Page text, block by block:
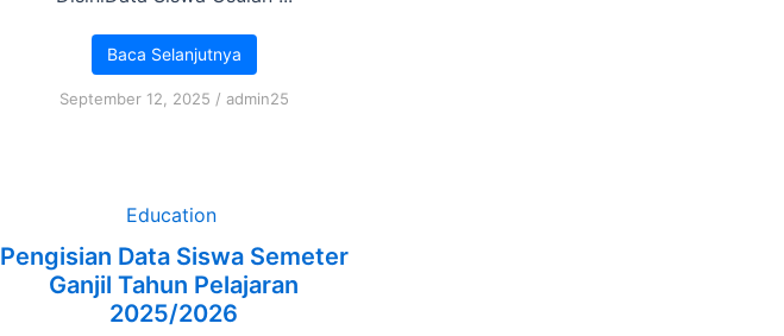
Baca Selanjutnya
September 12, 2025 / admin25
Education
Pengisian Data Siswa Semeter
Ganjil Tahun Pelajaran
2025/2026